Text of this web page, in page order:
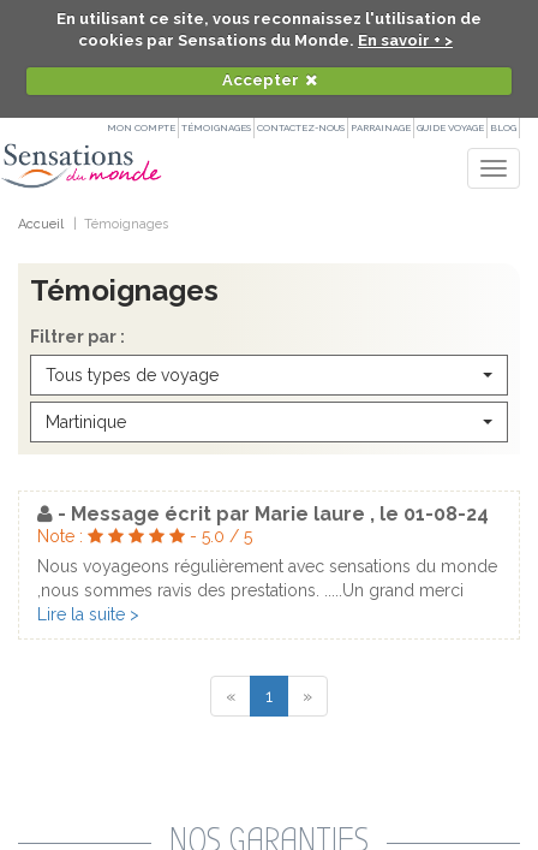
En utilisant ce site, vous reconnaissez l'utilisation de
cookies par Sensations du Monde. En savoir + >
Accepter
MON COMPTE TÉMOIGNAGES CONTACTEZ-NOUS PARRAINAGE GUIDE VOYAGE BLOG
Accueil Témoignages
Témoignages
Filtrer par :
Tous types de voyage
Martinique
- Message écrit par Marie laure , le 01-08-24
Note : - 5.0 / 5
Nous voyageons régulièrement avec sensations du monde
,nous sommes ravis des prestations. .....Un grand merci
pour Ophélie pour son professionnalisme ,ses conseils
avisés et sa gentillesse.
Lire la suite >
« 1 »
NOS GARANTIES